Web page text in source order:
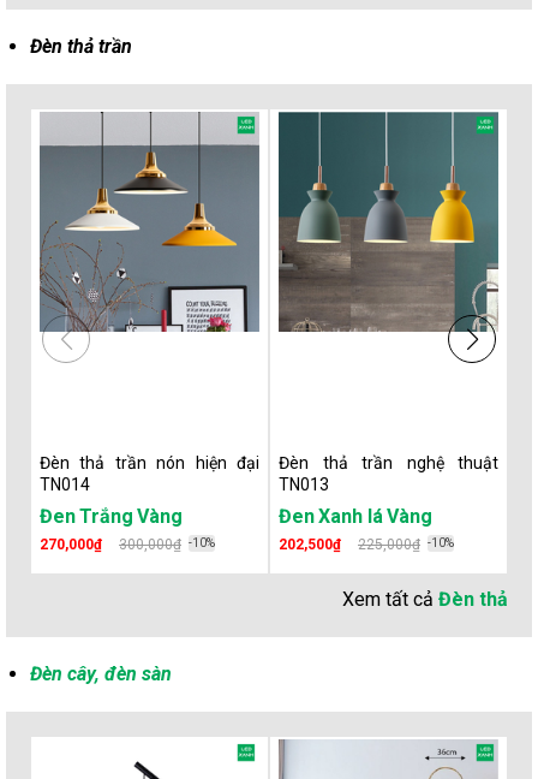
Đèn thả trần
Đèn thả trần nón hiện đại
TN014
ĐenTrắng Vàng
270,000₫ 300,000₫ -10%
Đèn thả trần nghệ thuật
TN013
ĐenXanh lá Vàng
202,500₫ 225,000₫ -10%
Xem tất cả Đèn thả
Đèn cây, đèn sàn